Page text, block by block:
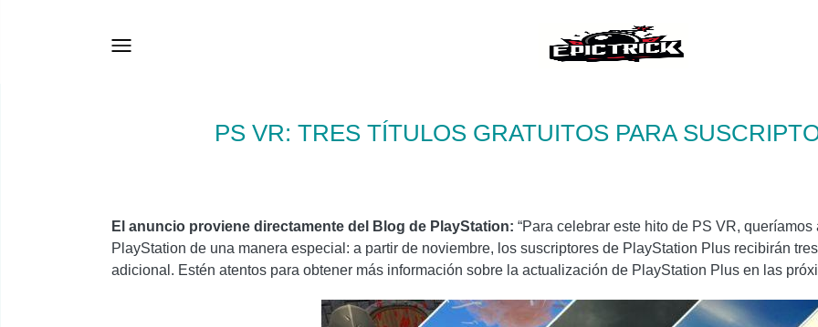
PS VR: TRES TÍTULOS GRATUITOS PARA
El anuncio proviene directamente del Blog de PlayStation: “Para celebrar este hito de PS VR,
PlayStation de una manera especial: a partir de noviembre, los suscriptores de PlayStation Plus recibirán
adicional. Estén atentos para obtener más información sobre la actualización de PlayStation Plus en las